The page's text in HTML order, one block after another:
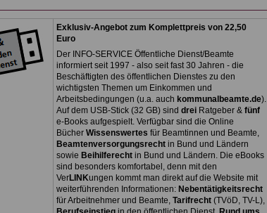
Exklusiv-Angebot zum Komplettpreis von 22,50
Euro
Der INFO-SERVICE Öffentliche Dienst/Beamte
informiert seit 1997 - also seit fast 30 Jahren - die
Beschäftigten des öffentlichen Dienstes zu den
wichtigsten Themen um Einkommen und
Arbeitsbedingungen (u.a. auch kommunalbeamte.de).
Auf dem USB-Stick (32 GB) sind drei Ratgeber & fünf
e-Books aufgespielt. Verfügbar sind die Online
Bücher Wissenswertes für Beamtinnen und Beamte,
Beamtenversorgungsrechtin Bund und Ländern
sowie Beihilferechtin Bund und Ländern. Die eBooks
sind besonders komfortabel, denn mit den
VerLINKungen kommt man direkt auf die Website mit
weiterführenden Informationen: Nebentätigkeitsrecht
für Arbeitnehmer und Beamte, Tarifrecht (TVöD, TV-L),